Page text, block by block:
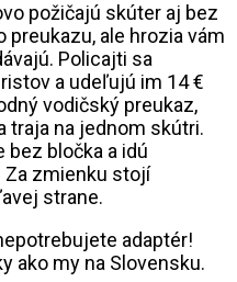
požičajú skúter aj bez
ale hrozia vám
Policajti sa
a udeľujú im 14 €
vodičský preukaz,
traja na jednom skútri.
bločka a idú
Za zmienku stojí
strane.
adaptér!
ako my na Slovensku.